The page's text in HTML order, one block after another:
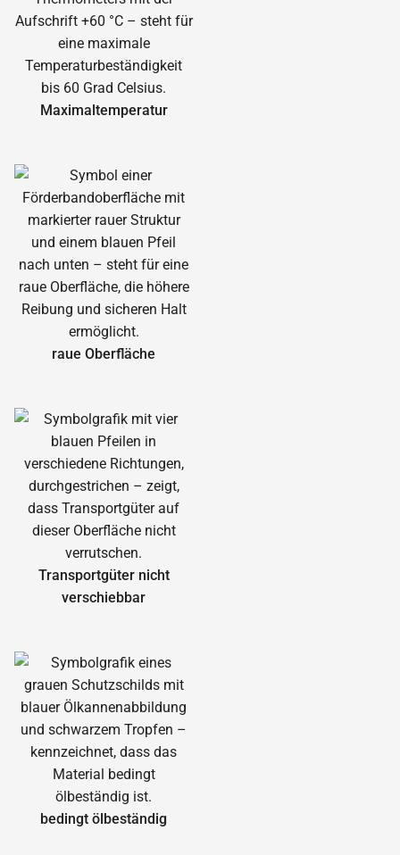
Maximal­temperatur
raue Oberfläche
Transportgüter nicht
verschiebbar
bedingt ölbeständig